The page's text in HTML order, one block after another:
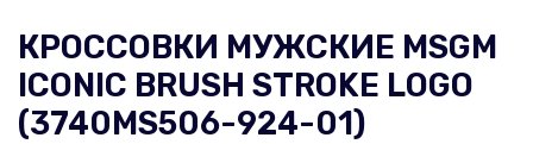
КРОССОВКИ МУЖСКИЕ MSGM
ICONIC BRUSH STROKE LOGO
(3740MS506-924-01)